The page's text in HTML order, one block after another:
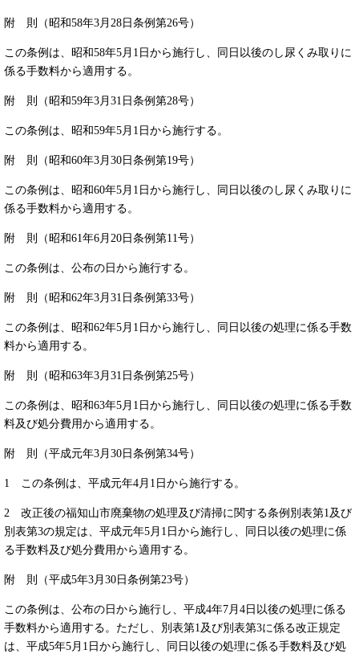
附 則（昭和58年3月28日条例第26号）
この条例は、昭和58年5月1日から施行し、同日以後のし尿くみ取りに
係る手数料から適用する。
附 則（昭和59年3月31日条例第28号）
この条例は、昭和59年5月1日から施行する。
附 則（昭和60年3月30日条例第19号）
この条例は、昭和60年5月1日から施行し、同日以後のし尿くみ取りに
係る手数料から適用する。
附 則（昭和61年6月20日条例第11号）
この条例は、公布の日から施行する。
附 則（昭和62年3月31日条例第33号）
この条例は、昭和62年5月1日から施行し、同日以後の処理に係る手数
料から適用する。
附 則（昭和63年3月31日条例第25号）
この条例は、昭和63年5月1日から施行し、同日以後の処理に係る手数
料及び処分費用から適用する。
附 則（平成元年3月30日条例第34号）
1 この条例は、平成元年4月1日から施行する。
2 改正後の福知山市廃棄物の処理及び清掃に関する条例別表第1及び
別表第3の規定は、平成元年5月1日から施行し、同日以後の処理に係
る手数料及び処分費用から適用する。
附 則（平成5年3月30日条例第23号）
この条例は、公布の日から施行し、平成4年7月4日以後の処理に係る
手数料から適用する。ただし、別表第1及び別表第3に係る改正規定
は、平成5年5月1日から施行し、同日以後の処理に係る手数料及び処